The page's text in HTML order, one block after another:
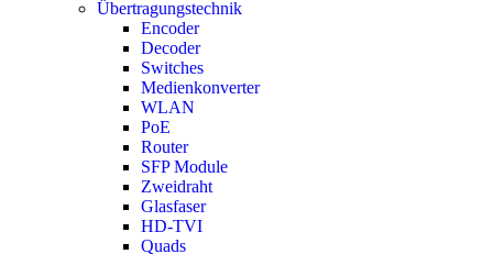
Übertragungstechnik
Encoder
Decoder
Switches
Medienkonverter
WLAN
PoE
Router
SFP Module
Zweidraht
Glasfaser
HD-TVI
Quads